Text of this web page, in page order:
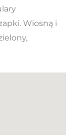
Wiosną i